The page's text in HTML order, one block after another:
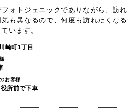
ォトジェニックでありながら、訪れ
も異なるので、何度も訪れたくなる
います。
崎町1丁目
お客様
所前で下車